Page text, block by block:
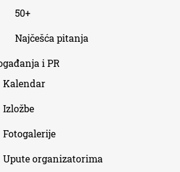
50+
Najčešća pitanja
i PR
Kalendar
Izložbe
Fotogalerije
Upute organizatorima